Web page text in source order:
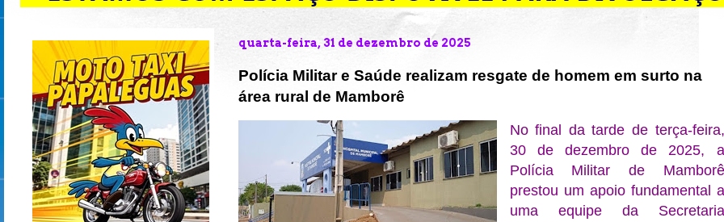
quarta-feira, 31 de dezembro de 2025
Polícia Militar e Saúde realizam resgate de homem em surto na
área rural de Mamborê
No final da tarde de terça-feira,
30 de dezembro de 2025, a
Polícia Militar de Mamborê
prestou um apoio fundamental a
uma equipe da Secretaria